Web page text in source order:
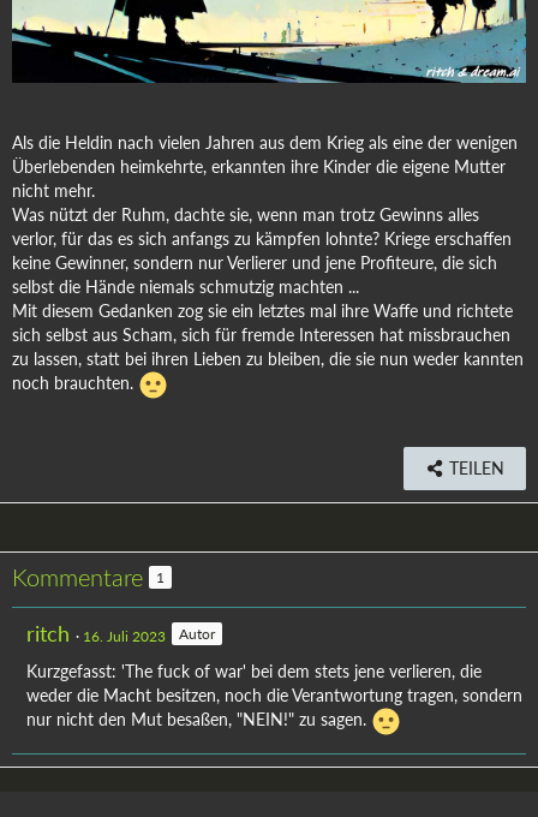
Als die Heldin nach vielen Jahren aus dem Krieg als eine der wenigen
Überlebenden heimkehrte, erkannten ihre Kinder die eigene Mutter
nicht mehr.
Was nützt der Ruhm, dachte sie, wenn man trotz Gewinns alles
verlor, für das es sich anfangs zu kämpfen lohnte? Kriege erschaffen
keine Gewinner, sondern nur Verlierer und jene Profiteure, die sich
selbst die Hände niemals schmutzig machten ...
Mit diesem Gedanken zog sie ein letztes mal ihre Waffe und richtete
sich selbst aus Scham, sich für fremde Interessen hat missbrauchen
zu lassen, statt bei ihren Lieben zu bleiben, die sie nun weder kannten
noch brauchten.
TEILEN
Kommentare 1
ritch 16. Juli 2023 Autor
Kurzgefasst: 'The fuck of war' bei dem stets jene verlieren, die
weder die Macht besitzen, noch die Verantwortung tragen, sondern
nur nicht den Mut besaßen, "NEIN!" zu sagen.